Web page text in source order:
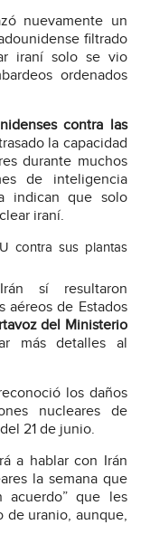
nuevamente un
filtrado
iraní solo se vio
ordenados
contra las
la capacidad
durante muchos
de inteligencia
indican que solo
iraní.
contra sus plantas
sí resultaron
aéreos de Estados
del Ministerio
más detalles al
los daños
nucleares de
21 de junio.
a hablar con Irán
la semana que
que les
de uranio, aunque,